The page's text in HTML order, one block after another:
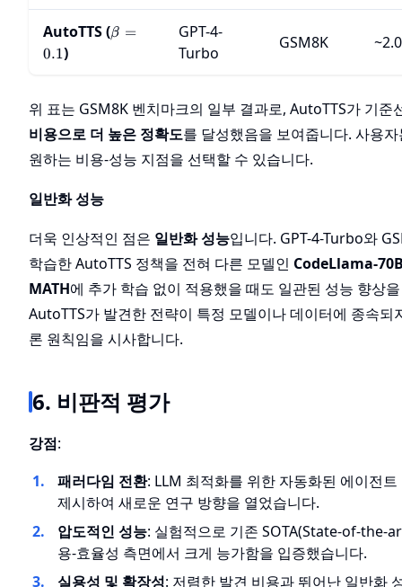
AutoTTS (\beta=0.1
β =
0.1)
GPT-4-
Turbo
GSM8K
위 표는 GSM8K 벤치마크의 일부 결과로, AutoTTS가 기준
비용으로 더 높은 정확도를 달성했음을 보여줍니다. 사용
원하는 비용-성능 지점을 선택할 수 있습니다.
일반화 성능
더욱 인상적인 점은 일반화 성능입니다. GPT-4-Turbo와
학습한 AutoTTS 정책을 전혀 다른 모델인 CodeLlama-
MATH에 추가 학습 없이 적용했을 때도 일관된 성능 향상
AutoTTS가 발견한 전략이 특정 모델이나 데이터에 종속되
론 원칙임을 시사합니다.
6. 비판적 평가
강점:
패러다임 전환: LLM 최적화를 위한 자동화된 에이전
제시하여 새로운 연구 방향을 열었습니다.
압도적인 성능: 실험적으로 기존 SOTA(State-of-the-
용-효율성 측면에서 크게 능가함을 입증했습니다.
실용성 및 확장성: 저렴한 발견 비용과 뛰어난 일반화